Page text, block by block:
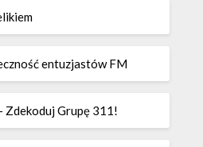
entuzjastów FM
Zdekoduj Grupę 311!